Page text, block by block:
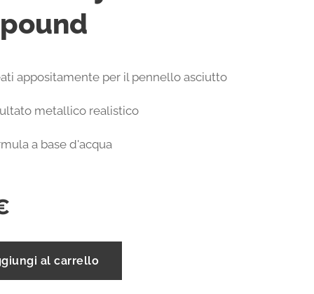
appositamente per il pennello asciutto
metallico realistico
a base d'acqua
al carrello